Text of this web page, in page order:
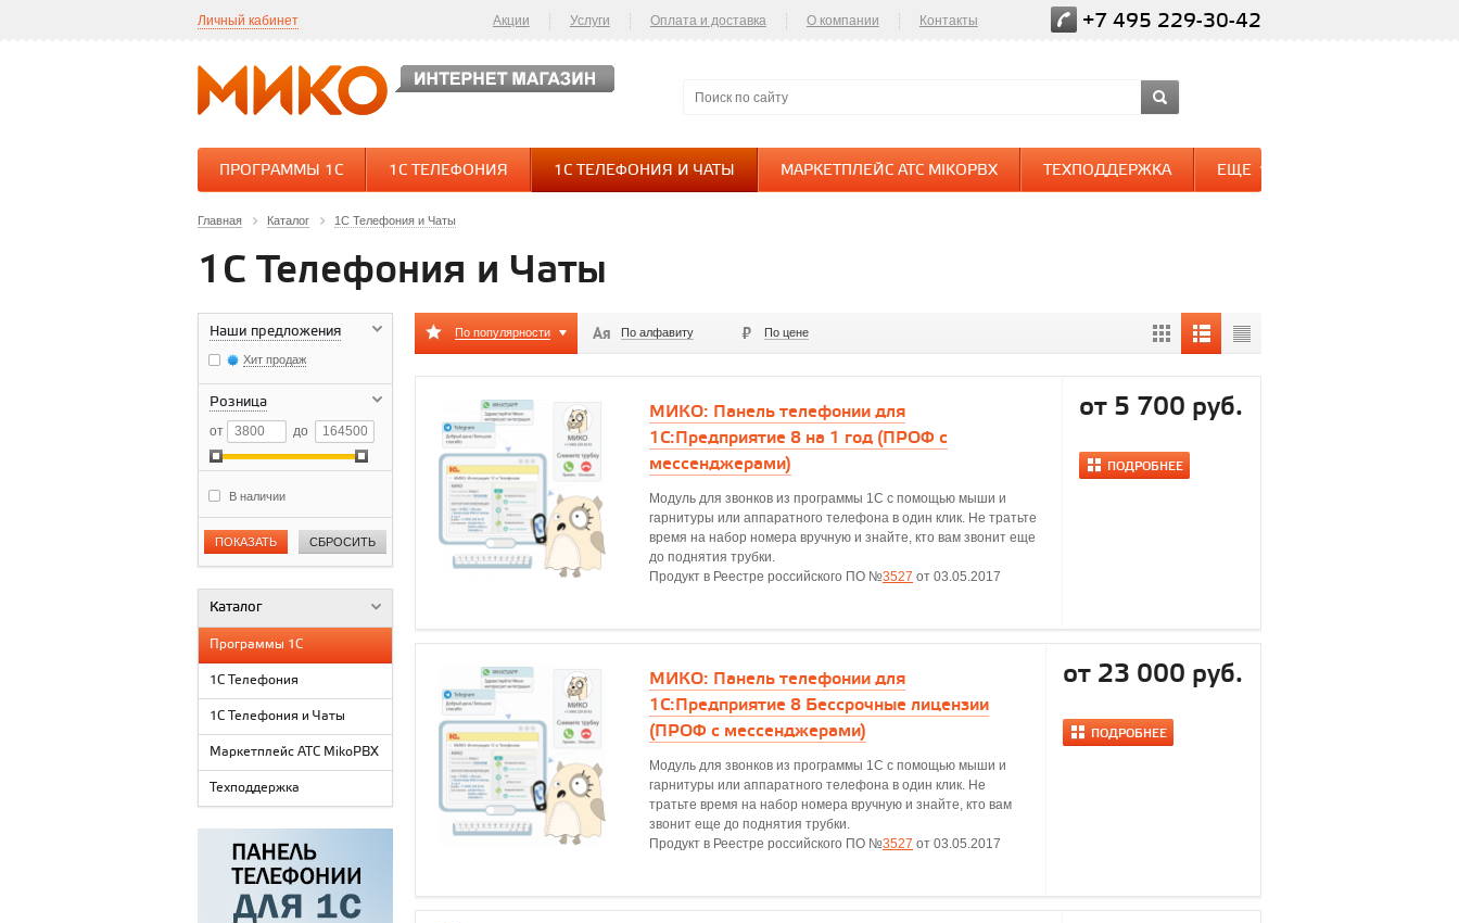
Личный кабинет Акции Услуги Оплата и доставка О компании Контакты +7 495 229-30-42
ПРОГРАММЫ 1С 1С ТЕЛЕФОНИЯ 1С ТЕЛЕФОНИЯ И ЧАТЫ МАРКЕТПЛЕЙС АТС MIKOPBX ТЕХПОДДЕРЖКА ЕЩЕ
Главная Каталог 1С Телефония и Чаты
1С Телефония и Чаты
Наши предложения
Хит продаж
Розница
от до
В наличии
ПОКАЗАТЬ СБРОСИТЬ
Каталог
Программы 1С
1С Телефония
1С Телефония и Чаты
Маркетплейс АТС MikoPBX
Техподдержка
По популярности По алфавиту По цене
МИКО: Панель телефонии для
1С:Предприятие 8 на 1 год (ПРОФ с
мессенджерами)
Модуль для звонков из программы 1С с помощью мыши и
гарнитуры или аппаратного телефона в один клик. Не тратьте
время на набор номера вручную и знайте, кто вам звонит еще
до поднятия трубки.
Продукт в Реестре российского ПО №3527 от 03.05.2017
от 5 700 руб.
ПОДРОБНЕЕ
МИКО: Панель телефонии для
1С:Предприятие 8 Бессрочные лицензии
(ПРОФ с мессенджерами)
Модуль для звонков из программы 1С с помощью мыши и
гарнитуры или аппаратного телефона в один клик. Не
тратьте время на набор номера вручную и знайте, кто вам
звонит еще до поднятия трубки.
Продукт в Реестре российского ПО №3527 от 03.05.2017
от 23 000 руб.
ПОДРОБНЕЕ